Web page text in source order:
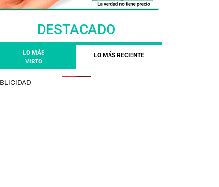
DESTACADO
LO MÁS
VISTO
LO MÁS RECIENTE